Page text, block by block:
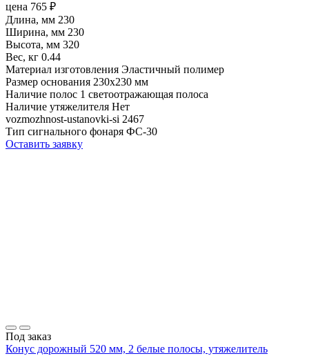
цена 765 ₽
Длина, мм 230
Ширина, мм 230
Высота, мм 320
Вес, кг 0.44
Материал изготовления Эластичный полимер
Размер основания 230х230 мм
Наличие полос 1 светоотражающая полоса
Наличие утяжелителя Нет
vozmozhnost-ustanovki-si 2467
Тип сигнального фонаря ФС-30
Оставить заявку
Под заказ
Конус дорожный 520 мм, 2 белые полосы, утяжелитель